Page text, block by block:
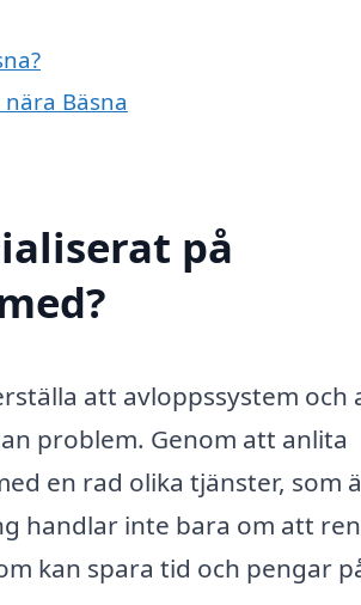
Bäsna
på
att avloppssystem och
problem. Genom att anlita
en rad olika tjänster, som
handlar inte bara om att
kan spara tid och pengar